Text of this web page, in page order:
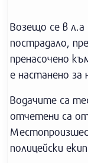
Возещо се в
пострадало,
пренасочено
е настанено за
Водачите са
отчетени са
полицейски